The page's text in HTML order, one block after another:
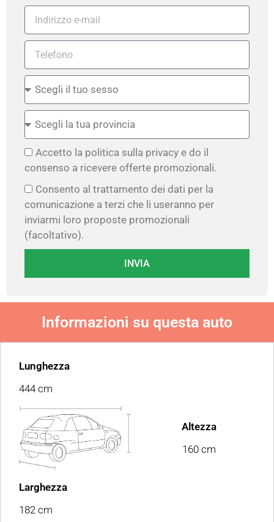
Accetto la politica sulla privacy e do il
consenso a ricevere offerte promozionali.
Consento al trattamento dei dati per la
comunicazione a terzi che li useranno per
inviarmi loro proposte promozionali
(facoltativo).
INVIA
Informazioni su questa auto
Lunghezza
444 cm
Altezza
160 cm
Larghezza
182 cm